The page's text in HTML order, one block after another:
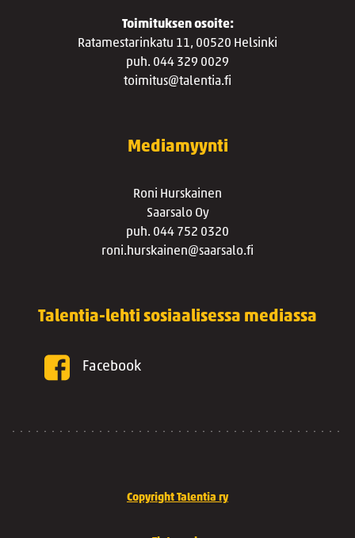
Toimituksen osoite:
Ratamestarinkatu 11, 00520 Helsinki
puh. 044 329 0029
toimitus@talentia.fi
Mediamyynti
Roni Hurskainen
Saarsalo Oy
puh. 044 752 0320
roni.hurskainen@saarsalo.fi
Talentia-lehti sosiaalisessa mediassa
Facebook
Copyright Talentia ry